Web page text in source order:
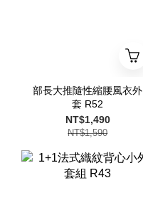
部長大推隨性縮腰風衣外
套 R52
NT$1,490
NT$1,590